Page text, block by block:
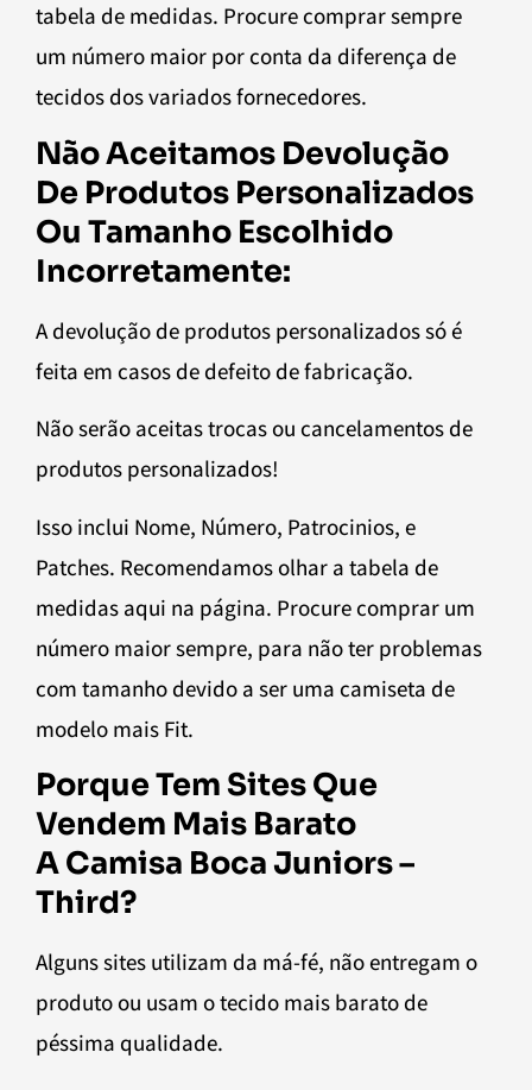
tabela de medidas. Procure comprar sempre
um número maior por conta da diferença de
tecidos dos variados fornecedores.
Não Aceitamos Devolução
De Produtos Personalizados
Ou Tamanho Escolhido
Incorretamente:
A devolução de produtos personalizados só é
feita em casos de defeito de fabricação.
Não serão aceitas trocas ou cancelamentos de
produtos personalizados!
Isso inclui Nome, Número, Patrocinios, e
Patches. Recomendamos olhar a tabela de
medidas aqui na página. Procure comprar um
número maior sempre, para não ter problemas
com tamanho devido a ser uma camiseta de
modelo mais Fit.
Porque Tem Sites Que
Vendem Mais Barato
A Camisa Boca Juniors –
Third?
Alguns sites utilizam da má-fé, não entregam o
produto ou usam o tecido mais barato de
péssima qualidade.